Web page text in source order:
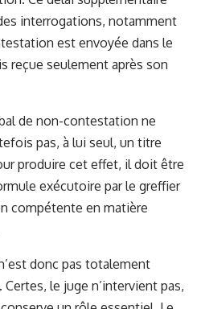
interrogations, notamment
est envoyée dans le
reçue seulement après son
de non-contestation ne
pas, à lui seul, un titre
produire cet effet, il doit être
exécutoire par le greffier
compétente en matière
donc pas totalement
le juge n’intervient pas,